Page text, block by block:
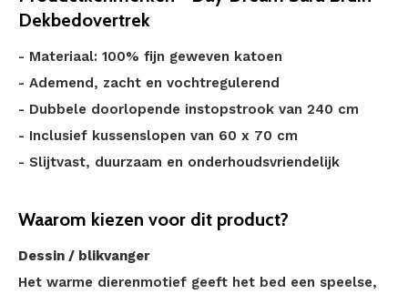
Dekbedovertrek
- Materiaal: 100% fijn geweven katoen
- Ademend, zacht en vochtregulerend
- Dubbele doorlopende instopstrook van 240 cm
- Inclusief kussenslopen van 60 x 70 cm
- Slijtvast, duurzaam en onderhoudsvriendelijk
Waarom kiezen voor dit product?
Dessin / blikvanger
Het warme dierenmotief geeft het bed een speelse,